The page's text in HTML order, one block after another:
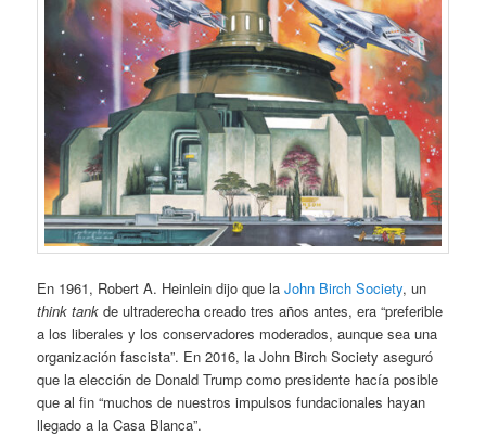
En 1961, Robert A. Heinlein dijo que laJohn Birch Society, un
think tankde ultraderecha creado tres años antes, era “preferible
a los liberales y los conservadores moderados, aunque sea una
organización fascista”. En 2016, la John Birch Society aseguró
que la elección de Donald Trump como presidente hacía posible
que al fin “muchos de nuestros impulsos fundacionales hayan
llegado a la Casa Blanca”.